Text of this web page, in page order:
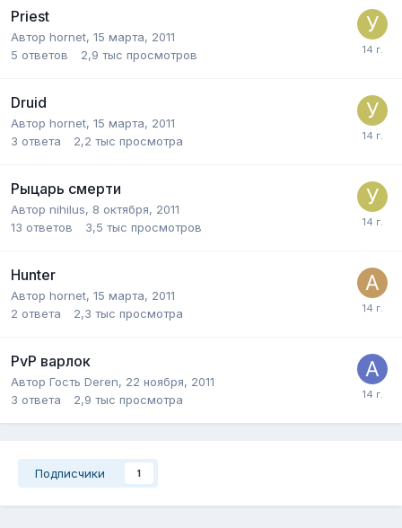
Priest
Автор hornet, 15 марта, 2011
5 ответов 2,9 тыс просмотров
Druid
Автор hornet, 15 марта, 2011
3 ответа 2,2 тыс просмотра
Рыцарь смерти
Автор nihilus, 8 октября, 2011
13 ответов 3,5 тыс просмотров
Hunter
Автор hornet, 15 марта, 2011
2 ответа 2,3 тыс просмотра
PvP варлок
Автор Гость Deren, 22 ноября, 2011
3 ответа 2,9 тыс просмотра
Подписчики 1